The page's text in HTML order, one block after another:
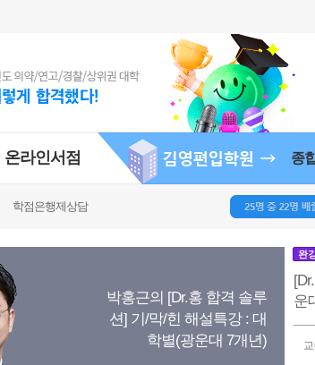
온라인서점 종
학점은행제상담
박홍근의 [Dr.홍 합격 솔루
션] 기/막/힌 해설특강 : 대
학별(광운대 7개년)
완
운